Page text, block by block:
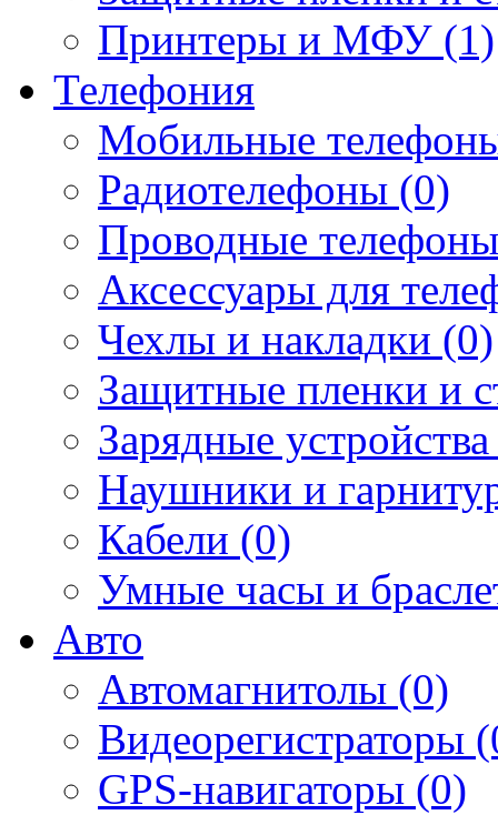
Принтеры и МФУ (1)
Телефония
Мобильные
Радиотелефоны (0)
Проводные
Аксессуары для
Чехлы и накладки (0)
Защитные пленки и
Зарядные
Наушники и
Кабели (0)
Умные часы и
Авто
Автомагнитолы (0)
Видеорегистраторы
GPS-навигаторы (0)